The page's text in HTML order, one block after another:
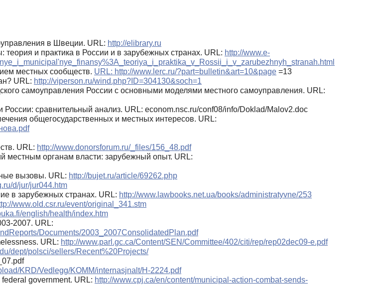
в Швеции. URL: http://elibrary.ru
и практика в России и в зарубежных странах. URL: http://www.e-
местных сообществ. URL: http://www.lerc.ru/?part=bulletin&art=10&page =13
URL: http://viperson.ru/wind.php?ID=304130&soch=1
самоуправления России с основными моделями местного самоуправления. URL:
сравнительный анализ. URL: econom.nsc.ru/conf08/info/Doklad/Malov2.doc
общегосударственных и местных интересов. URL:
URL: http://www.donorsforum.ru/_files/156_48.pdf
местным органам власти: зарубежный опыт. URL:
вызовы. URL: http://bujet.ru/article/69262.php
d/jur/jur044.htm
в зарубежных странах. URL: http://www.lawbooks.net.ua/books/administratyvne/253
www.old.csr.ru/event/original_341.stm
english/health/index.htm
2007. URL:
Documents/2003_2007ConsolidatedPlan.pdf
URL: http://www.parl.gc.ca/Content/SEN/Committee/402/citi/rep/rep02dec09-e.pdf
dept/polsci/sellers/Recent%20Projects/
KRD/Vedlegg/KOMM/internasjnalt/H-2224.pdf
government. URL: http://www.cpj.ca/en/content/municipal-action-combat-sends-